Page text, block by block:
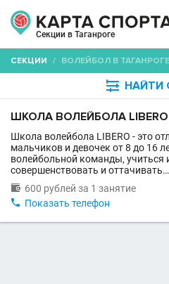
Секции в Таганроге
СЕКЦИИ / ВОЛЕЙБОЛ В ТАГАНРОГЕ
 НАЙТИ
ШКОЛА ВОЛЕЙБОЛА LIBERO
Школа волейбола LIBERO - это
мальчиков и девочек от 8 до 16
волейбольной команды, учиться
совершенствовать и оттачивать…
 600 рублей за 1 занятие
 Показать телефон